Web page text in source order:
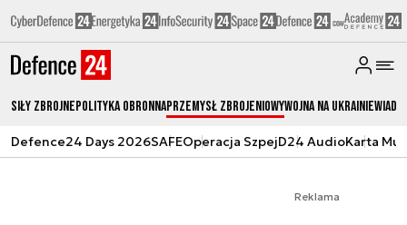
Siły zbrojnePolityka obronnaPrzemysł ZbrojeniowyWojna na Ukrainie
Defence24 Days 2026SAFEOperacja SzpejD24 AudioKarta
Reklama